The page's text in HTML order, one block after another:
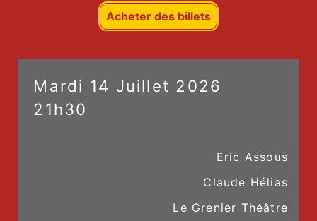
Acheter des billets
Mardi 14 Juillet 2026
21h30
Eric Assous
Claude Hélias
Le Grenier Théâtre